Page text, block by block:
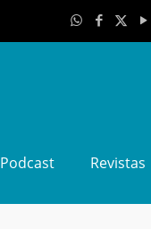
Podcast Revistas